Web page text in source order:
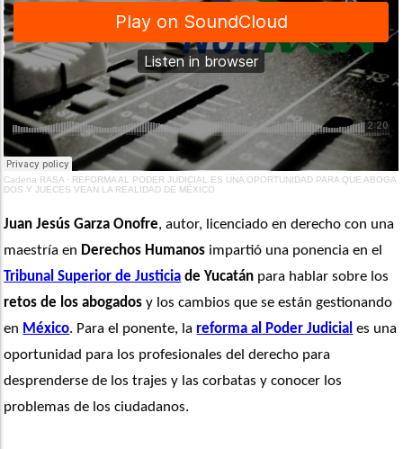
Cadena RASA · REFORMA AL PODER JUDICIAL ES UNA OPORTUNIDAD PARA QUE ABOGA
DOS Y JUECES VEAN LA REALIDAD DE MÉXICO
Juan Jesús Garza Onofre, autor, licenciado en derecho con una
maestría en Derechos Humanos
Tribunal Superior de Justicia de Yucatán
retos de los abogados y los cambios que se están gestionando
en México. Para el ponente, la reforma al Poder Judicial es una
oportunidad para los profesionales del derecho para
desprenderse de los trajes y las corbatas y conocer los
problemas de los ciudadanos.